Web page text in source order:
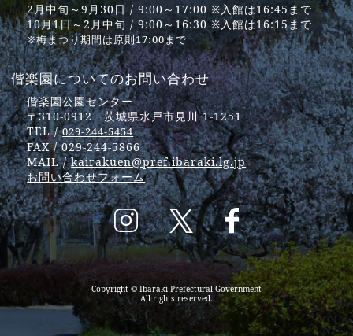
2月中旬～9月30日 / 9:00～17:00 ※入館は16:45まで
10月1日～2月中旬 / 9:00～16:30 ※入館は16:15まで
※梅まつり期間は原則17:00まで
偕楽園についてのお問い合わせ
偕楽園公園センター
〒310-0912 茨城県水戸市見川 1-1251
TEL /029-244-5454
FAX / 029-244-5866
MAIL /kairakuen@pref.ibaraki.lg.jp
お問い合わせフォーム
Copyright © Ibaraki Prefectural Government
All rights reserved.